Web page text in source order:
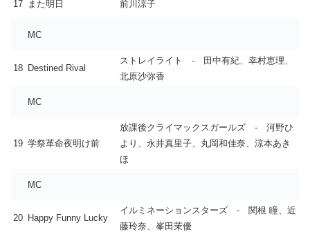
17 また明日 前川涼子
MC
18 Destined Rival
ストレイライト - 田中有紀、幸村恵理、
北原沙弥香
MC
19 学祭革命夜明け前
放課後クライマックスガールズ - 河野ひ
より、永井真里子、丸岡和佳奈、涼本あき
ほ
MC
20 Happy Funny Lucky
イルミネーションスターズ - 関根 瞳、近
藤玲奈、峯田茉優